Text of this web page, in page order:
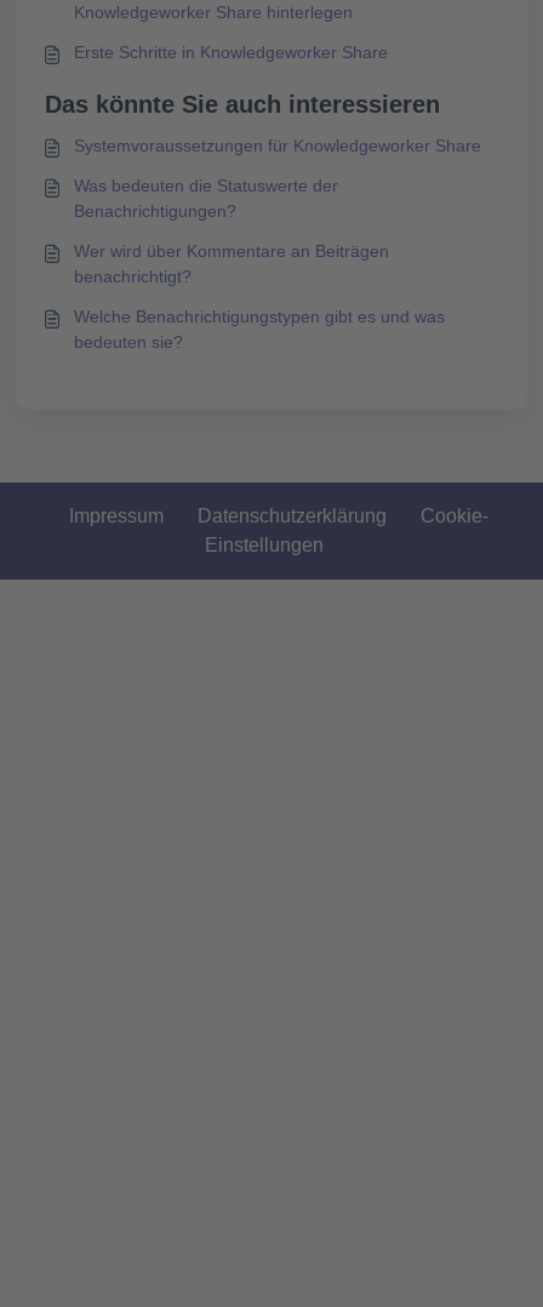
Knowledgeworker Share hinterlegen
Erste Schritte in Knowledgeworker Share
Das könnte Sie auch interessieren
Systemvoraussetzungen für Knowledgeworker Share
Was bedeuten die Statuswerte der
Benachrichtigungen?
Wer wird über Kommentare an Beiträgen
benachrichtigt?
Welche Benachrichtigungstypen gibt es und was
bedeuten sie?
Impressum Datenschutzerklärung
Cookie-
Einstellungen